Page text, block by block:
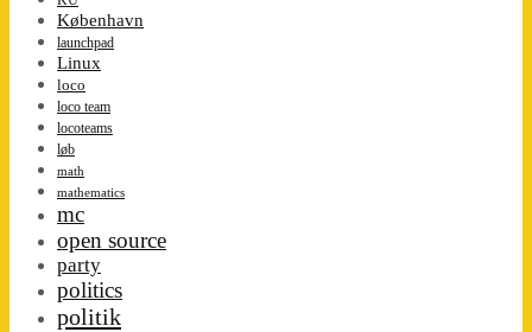
København
launchpad
Linux
loco
loco team
locoteams
løb
math
mathematics
mc
open source
party
politics
politik